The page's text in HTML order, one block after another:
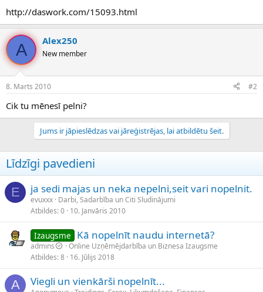
http://daswork.com/15093.html
A Alex250
New member
8. Marts 2010 #2
Cik tu mēnesī pelni?
Jums ir jāpieslēdzas vai jāreģistrējas, lai atbildētu šeit.
Līdzīgi pavedieni
E ja sedi majas un neka nepelni,seit vari nopelnit.
evuxxx Darbi, Sadarbība un Citi Sludinājumi
Atbildes 0 10. Janvāris 2010
Izaugsme Kā nopelnīt naudu internetā?
admins
Online Uzņēmējdarbība un Biznesa Izaugsme
Atbildes 8 16. Jūlijs 2018
A Viegli un vienkārši nopelnīt...